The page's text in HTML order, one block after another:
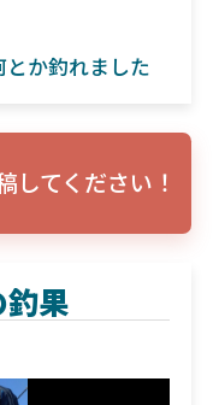
か釣れました
してください！
果